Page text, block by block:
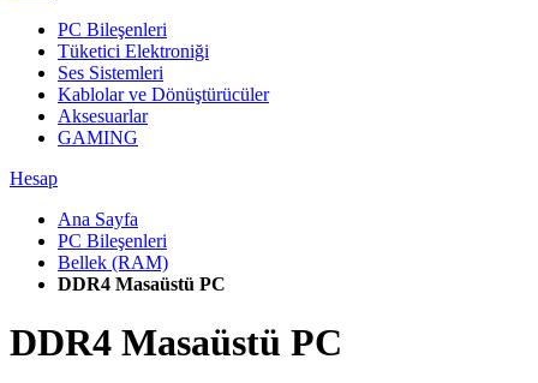
PC Bileşenleri
Tüketici Elektroniği
Ses Sistemleri
Kablolar ve Dönüştürücüler
Aksesuarlar
GAMING
Hesap
Ana Sayfa
PC Bileşenleri
Bellek (RAM)
DDR4 Masaüstü PC
DDR4 Masaüstü PC